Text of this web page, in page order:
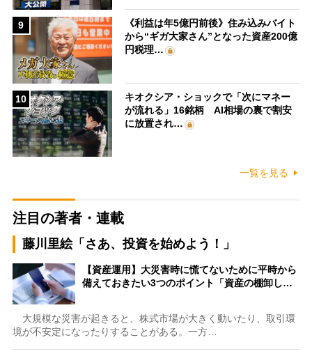
9
《利益は年5億円前後》住み込みバイト
から“ギガ大家さん”となった資産200億
円税理…
10
キオクシア・ショックで「次にマネー
が流れる」16銘柄 AI相場の裏で割安
に放置され…
一覧を見る
注目の著者・連載
藤川里絵「さあ、投資を始めよう！」
【資産運用】大災害時に慌てないために平時から
備えておきたい3つのポイント「資産の棚卸し…
大規模な災害が起きると、株式市場が大きく動いたり、取引環
境が不安定になったりすることがある。一方…